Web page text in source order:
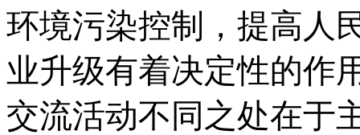
环境污染控制，提高人
业升级有着决定性的作
交流活动不同之处在于